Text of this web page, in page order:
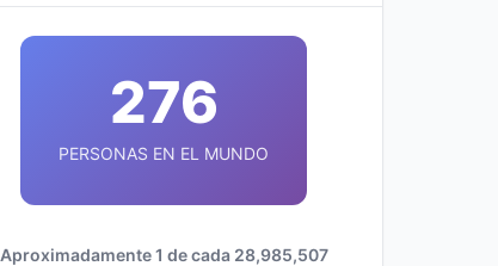
276
PERSONAS EN EL MUNDO
Aproximadamente 1 de cada 28,985,507